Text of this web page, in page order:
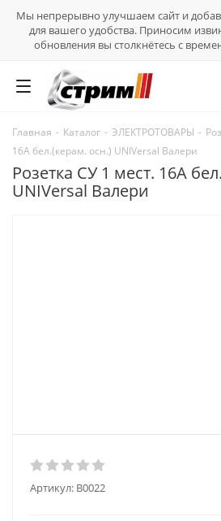
Мы непрерывно улучшаем сайт и
для вашего удобства. Приносим
обновления вы столкнётесь с
Главная - Каталог - ЭЛЕКТРОТОВАРЫ -
16А бел.(керам. осн.) UNIVersal Валери
Розетка СУ 1 мест. 16А
UNIVersal Валери
Артикул: В0022